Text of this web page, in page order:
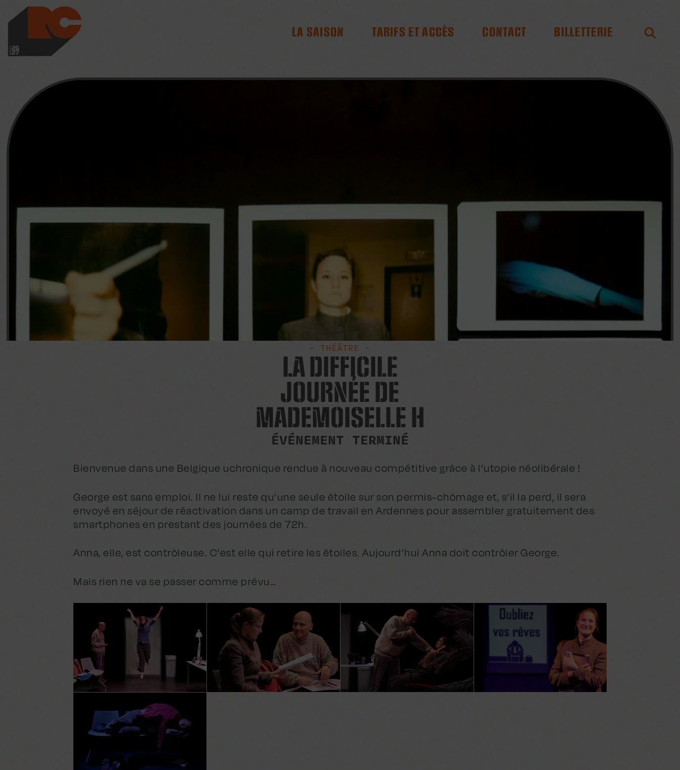
LES RICHES-CLAIRES LA SAISON TARIFS ET ACCÈS CONTACT BILLETTERIE
- THÉÂTRE -
LA DIFFICILE
JOURNÉE DE
MADEMOISELLE H
ÉVÉNEMENT TERMINÉ
Bienvenue dans une Belgique uchronique rendue à nouveau compétitive grâce à l’utopie néolibérale !
George est sans emploi. Il ne lui reste qu’une seule étoile sur son permis-chômage et, s’il la perd, il sera
envoyé en séjour de réactivation dans un camp de travail en Ardennes pour assembler gratuitement des
smartphones en prestant des journées de 72h.
Anna, elle, est contrôleuse. C’est elle qui retire les étoiles. Aujourd’hui Anna doit contrôler George.
Mais rien ne va se passer comme prévu…